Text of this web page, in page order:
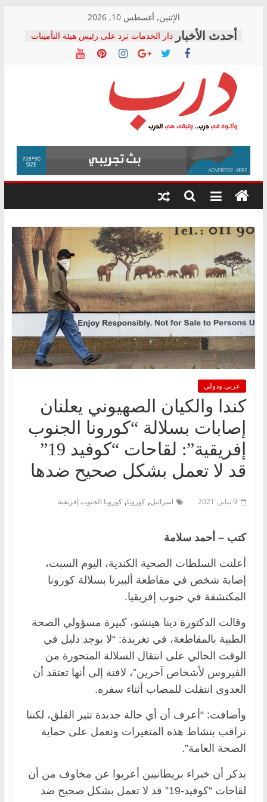
content
الإثنين, أغسطس 10, 2026
دار الخدمات ترد على رئيس هيئة التأمينات
بعد مؤتمره الصحفي: إنكار الأزمة لا ينهي
معاناة أصحاب المعاشات.. ونطالب بكشف
فرحات سليمان يكتب: القطاع الصحي إلى
أين؟
حزب التحالف الشعبي يطلق لجنة “الحق
في الصحة” بالإسكندرية لرصد الانتهاكات
ودعم المرضى
الوزاري لمدينة الصحفيين.. وانتهاء أعمال
إنشاء المبنى الإداري
المجلس القومي لحقوق الإنسان يعلن
متابعة قضية الدكتور محمد زهران.. ويؤكد:
قرينة البراءة وضمانات المحاكمة العادلة
درب
وأتوه
درب..
وتبقى
هي
عربي ودولي
كندا والكيان الصهيوني يعلنان
إصابات بسلالة “كورونا الجنوب
إفريقية”: لقاحات “كوفيد 19”
قد لا تعمل بشكل صحيح ضدها
9 يناير، 2021 اسرائيل, كورونا, كورونا الجنوب إفريقية
كتب – أحمد سلامة
أعلنت السلطات الصحية الكندية، اليوم السبت،
إصابة شخص في مقاطعة ألبيرتا بسلالة كورونا
المكتشفة في جنوب إفريقيا.
وقالت الدكتورة دينا هينشو، كبيرة مسؤولي الصحة
الطبية بالمقاطعة، في تغريدة: “لا يوجد دليل في
الوقت الحالي على انتقال السلالة المتحورة من
الفيروس لأشخاص آخرين”، لافتة إلى أنها تعتقد أن
العدوى انتقلت للمصاب أثناء سفره.
وأضافت: “أعرف أن أي حالة جديدة تثير القلق، لكننا
نراقب بنشاط هذه المتغيرات ونعمل على حماية
الصحة العامة”.
يذكر أن خبراء بريطانيين أعربوا عن مخاوف من أن
لقاحات “كوفيد-19” قد لا تعمل بشكل صحيح ضد